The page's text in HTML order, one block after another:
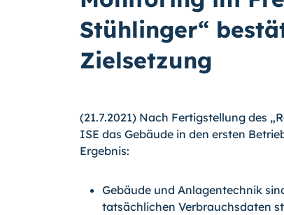
Stühlinger“
Zielsetzung
(21.7.2021) Nach Fertigstellung des
ISE das Gebäude in den ersten
Ergebnis:
Gebäude und Anlagentechnik
tatsächlichen Verbrauchsdaten